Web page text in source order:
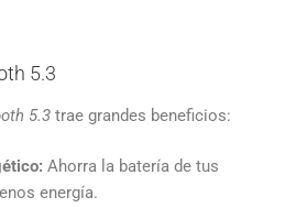
5.3
5.3 trae grandes beneficios:
Ahorra la batería de tus
energía.